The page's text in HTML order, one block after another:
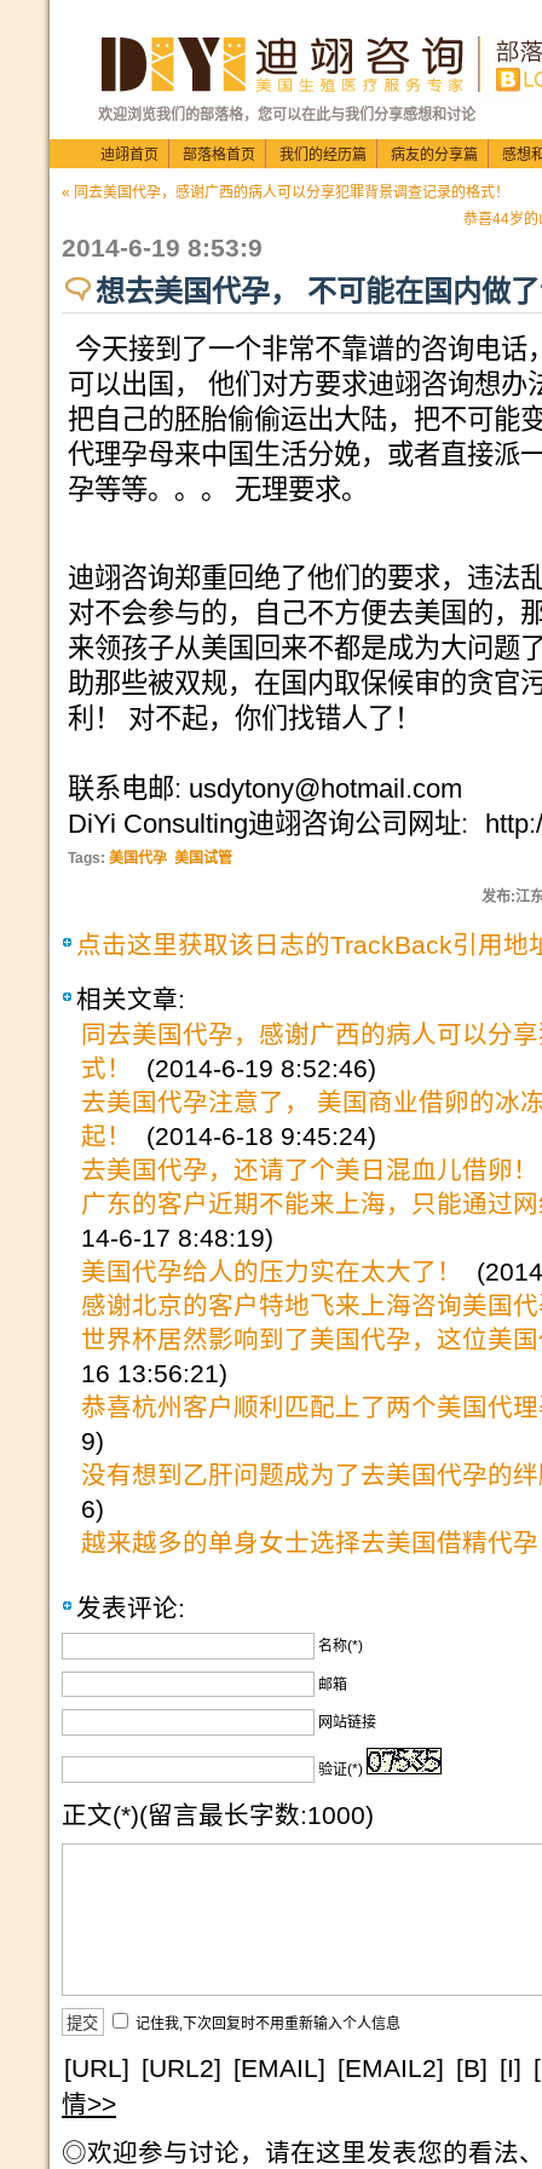
欢迎浏览我们的部落格，您可以在此与我们分享感想和讨论
迪翊首页 部落格首页 我们的经历篇 病友的分享篇 感想
« 同去美国代孕，感谢广西的病人可以分享犯罪背景调查记录的格式！
恭喜44岁的
2014-6-19 8:53:9
想去美国代孕， 不可能在国内做
今天接到了一个非常不靠谱的咨询电话
可以出国， 他们对方要求迪翊咨询想办
把自己的胚胎偷偷运出大陆，把不可能
代理孕母来中国生活分娩，或者直接派
孕等等。。。 无理要求。
迪翊咨询郑重回绝了他们的要求，违法
对不会参与的，自己不方便去美国的，
来领孩子从美国回来不都是成为大问题
助那些被双规，在国内取保候审的贪官
利！ 对不起，你们找错人了！
联系电邮: usdytony@hotmail.com
DiYi Consulting迪翊咨询公司网址:
Tags: 美国代孕 美国试管
发布:江
点击这里获取该日志的TrackBack引用地
相关文章:
同去美国代孕，感谢广西的病人可以分
式！
(2014-6-19 8:52:46)
去美国代孕注意了， 美国商业借卵的冰
起！
(2014-6-18 9:45:24)
去美国代孕，还请了个美日混血儿借卵！
广东的客户近期不能来上海，只能通过
14-6-17 8:48:19)
美国代孕给人的压力实在太大了！
感谢北京的客户特地飞来上海咨询美国
世界杯居然影响到了美国代孕，这位美
16 13:56:21)
恭喜杭州客户顺利匹配上了两个美国代
9)
没有想到乙肝问题成为了去美国代孕的
6)
越来越多的单身女士选择去美国借精代
发表评论:
名称(*)
邮箱
网站链接
验证(*)
正文(*)(留言最长字数:1000)
记住我,下次回复时不用重新输入个人信息
[URL] [URL2] [EMAIL] [EMAIL2] [B] [I]
情>>
◎欢迎参与讨论，请在这里发表您的看法